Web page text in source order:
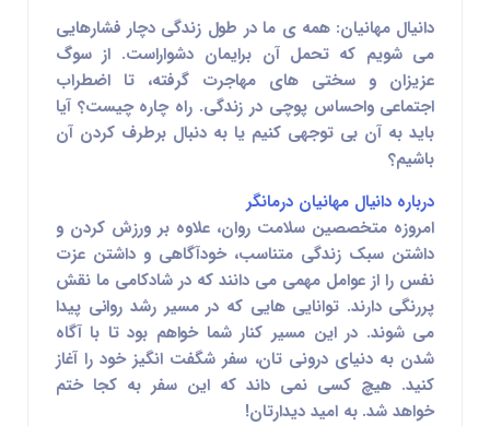
دانیال مهانیان: همه ی ما در طول زندگی دچار فشارهایی
می شویم که تحمل آن برایمان دشواراست. از سوگ
عزیزان و سختی های مهاجرت گرفته، تا اضطراب
اجتماعی واحساس پوچی در زندگی. راه چاره چیست؟ آیا
باید به آن بی توجهی کنیم یا به دنبال برطرف کردن آن
باشیم؟
درباره دانیال مهانیان درمانگر
امروزه متخصصین سلامت روان، علاوه بر ورزش کردن و
داشتن سبک زندگی متناسب، خودآگاهی و داشتن عزت
نفس را از عوامل مهمی می دانند که در شادکامی ما نقش
پررنگی دارند. توانایی هایی که در مسیر رشد روانی پیدا
می شوند. در این مسیر کنار شما خواهم بود تا با آگاه
شدن به دنیای درونی تان، سفر شگفت انگیز خود را آغاز
کنید. هیچ کسی نمی داند که این سفر به کجا ختم
خواهد شد. به امید دیدارتان!